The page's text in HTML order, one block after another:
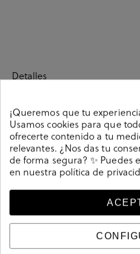
Detalles
PUNTEADO Kénnebec
azul marino. Modelo de
fabricado en piel, con forro
microporoso. Detalle de
bandera lateral. Cierre con
extraible. Hecho en España.
Guía de tallas
¡Queremos que tu
Usamos cookies para que
ofrecerte contenido a tu
relevantes. ¿Nos das tu
de forma segura? ✨ Puedes
en nuestra política de